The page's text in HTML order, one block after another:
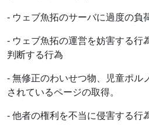
- ウェブ魚拓のサーバに過度の負
- ウェブ魚拓の運営を妨害する行
判断する行為
- 無修正のわいせつ物、児童ポル
されているページの取得。
- 他者の権利を不当に侵害する行